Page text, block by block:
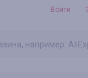
Войти